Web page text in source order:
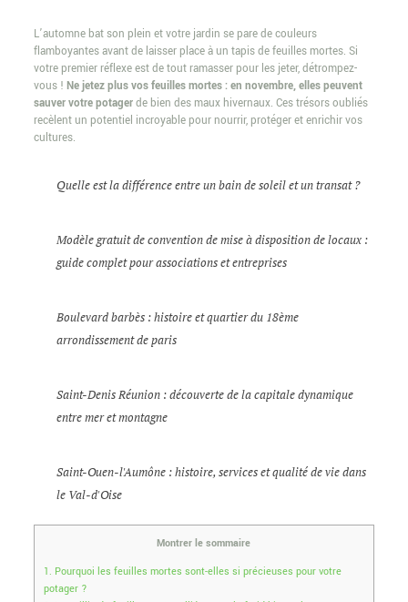
L’automne bat son plein et votre jardin se pare de couleurs
flamboyantes avant de laisser place à un tapis de feuilles mortes. Si
votre premier réflexe est de tout ramasser pour les jeter, détrompez-
vous ! Ne jetez plus vos feuilles mortes : en novembre, elles peuvent
sauver votre potagerde bien des maux hivernaux. Ces trésors oubliés
recèlent un potentiel incroyable pour nourrir, protéger et enrichir vos
cultures.
Quelle est la différence entre un bain de soleil et un transat ?
Modèle gratuit de convention de mise à disposition de locaux :
guide complet pour associations et entreprises
Boulevard barbès : histoire et quartier du 18ème
arrondissement de paris
Saint-Denis Réunion : découverte de la capitale dynamique
entre mer et montagne
Saint-Ouen-l'Aumône : histoire, services et qualité de vie dans
le Val-d'Oise
Montrer le sommaire
1. Pourquoi les feuilles mortes sont-elles si précieuses pour votre
potager ?